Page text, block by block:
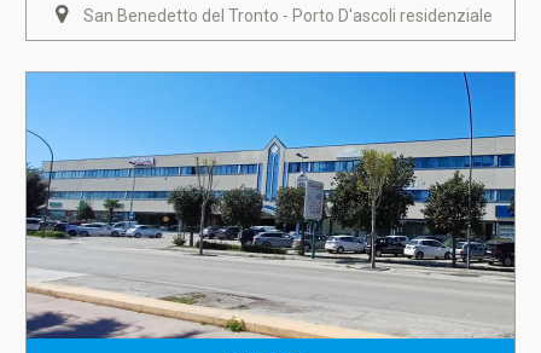
San Benedetto del Tronto - Porto D'ascoli residenziale